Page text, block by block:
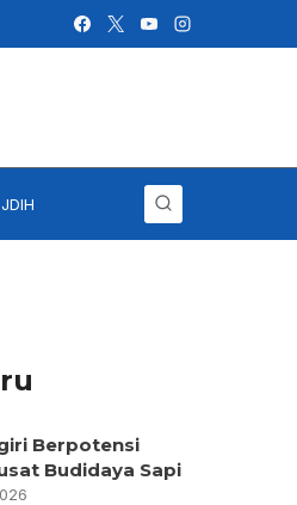
JDIH
Berpotensi
Budidaya Sapi